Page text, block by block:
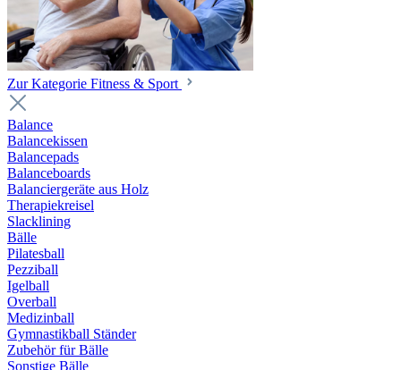
Zur Kategorie Fitness & Sport
Balance
Balancekissen
Balancepads
Balanceboards
Balanciergeräte aus Holz
Therapiekreisel
Slacklining
Bälle
Pilatesball
Pezziball
Igelball
Overball
Medizinball
Gymnastikball Ständer
Zubehör für Bälle
Sonstige Bälle